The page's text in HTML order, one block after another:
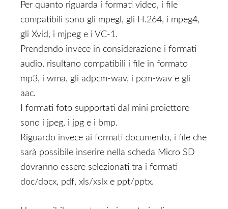
Per quanto riguarda i formati video, i file
compatibili sono gli mpegl, gli H.264, i mpeg4,
gli Xvid, i mjpeg e i VC-1.
Prendendo invece in considerazione i formati
audio, risultano compatibili i file in formato
mp3, i wma, gli adpcm-wav, i pcm-wav e gli
aac.
I formati foto supportati dal mini proiettore
sono i jpeg, i jpg e i bmp.
Riguardo invece ai formati documento, i file che
sarà possibile inserire nella scheda Micro SD
dovranno essere selezionati tra i formati
doc/docx, pdf, xls/xslx e ppt/pptx.